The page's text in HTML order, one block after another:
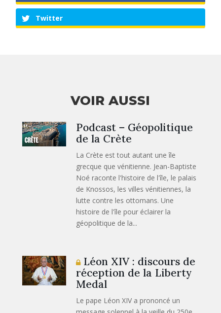
Twitter
VOIR AUSSI
Podcast – Géopolitique
de la Crète
La Crète est tout autant une île
grecque que vénitienne. Jean-Baptiste
Noé raconte l'histoire de l'île, le palais
de Knossos, les villes vénitiennes, la
lutte contre les ottomans. Une
histoire de l'île pour éclairer la
géopolitique de la...
Léon XIV : discours de
réception de la Liberty
Medal
Le pape Léon XIV a prononcé un